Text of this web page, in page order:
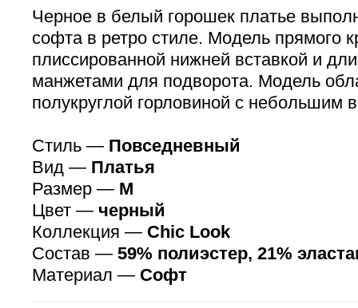
Черное в белый горошек платье
софта в ретро стиле. Модель прямого
плиссированной нижней вставкой и
манжетами для подворота. Модель
полукруглой горловиной с небольшим
Стиль — Повседневный
Вид — Платья
Размер — M
Цвет — черный
Коллекция — Chic Look
Состав — 59% полиэстер, 21%
Материал — Софт